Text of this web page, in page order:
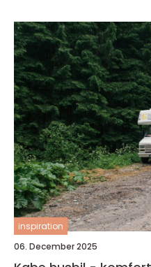
inspiration
06. December 2025